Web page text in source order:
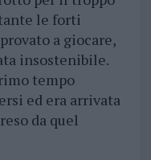
le forti
a giocare,
insostenibile.
tempo
ed era arrivata
da quel